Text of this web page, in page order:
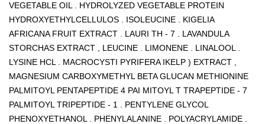
VEGETABLE OIL . HYDROLYZED VEGETABLE PROTEIN
HYDROXYETHYLCELLULOS . ISOLEUCINE . KIGELIA
AFRICANA FRUIT EXTRACT . LAURI TH - 7 . LAVANDULA
STORCHAS EXTRACT , LEUCINE . LIMONENE . LINALOOL .
LYSINE HCL . MACROCYSTI PYRIFERA IKELP ) EXTRACT ,
MAGNESIUM CARBOXYMETHYL BETA GLUCAN METHIONINE
PALMITOYL PENTAPEPTIDE 4 PAI MITOYL T TRAPEPTIDE - 7
PALMITOYL TRIPEPTIDE - 1 . PENTYLENE GLYCOL
PHENOXYETHANOL . PHENYLALANINE . POLYACRYLAMIDE .